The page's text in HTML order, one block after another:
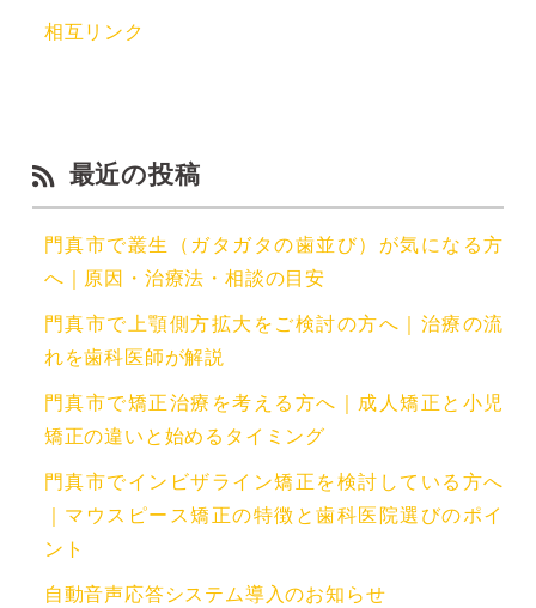
相互リンク
最近の投稿
門真市で叢生（ガタガタの歯並び）が気になる方
へ｜原因・治療法・相談の目安
門真市で上顎側方拡大をご検討の方へ｜治療の流
れを歯科医師が解説
門真市で矯正治療を考える方へ｜成人矯正と小児
矯正の違いと始めるタイミング
門真市でインビザライン矯正を検討している方へ
｜マウスピース矯正の特徴と歯科医院選びのポイ
ント
自動音声応答システム導入のお知らせ